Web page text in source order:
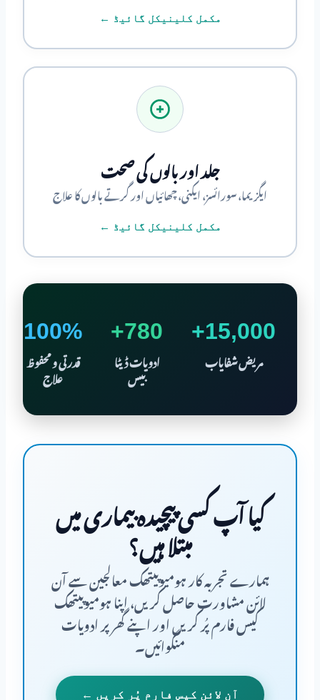
مکمل کلینیکل گائیڈ ←
جلد اور بالوں کی صحت
ایگزیما، سورائسز، ایکنی، چھائیاں اور گرتے بالوں کا علاج
مکمل کلینیکل گائیڈ ←
15,000+
مریض شفایاب
780+
ادویات ڈیٹا
بیس
100%
قدرتی و محفوظ
علاج
کیا آپ کسی پیچیدہ بیماری میں
مبتلا ہیں؟
ہمارے تجربہ کار ہومیوپیتھک معالجین سے آن
لائن مشاورت حاصل کریں، اپنا ہومیوپیتھک
کیس فارم پُر کریں اور اپنے گھر پر ادویات
منگوائیں۔
آن لائن کیس فارم پُر کریں ←